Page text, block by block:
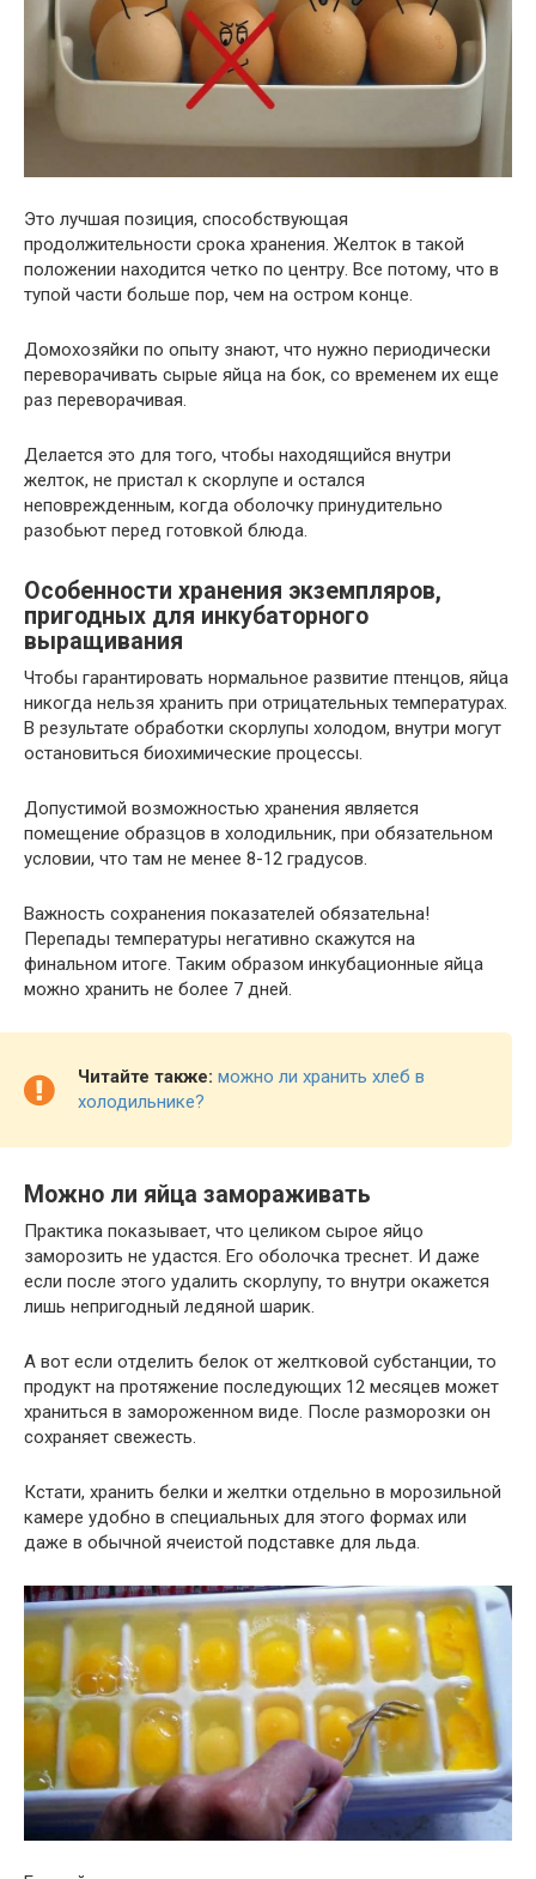
Это лучшая позиция, способствующая
продолжительности срока хранения. Желток в такой
положении находится четко по центру. Все потому, что в
тупой части больше пор, чем на остром конце.
Домохозяйки по опыту знают, что нужно периодически
переворачивать сырые яйца на бок, со временем их еще
раз переворачивая.
Делается это для того, чтобы находящийся внутри
желток, не пристал к скорлупе и остался
неповрежденным, когда оболочку принудительно
разобьют перед готовкой блюда.
Особенности хранения экземпляров,
пригодных для инкубаторного
выращивания
Чтобы гарантировать нормальное развитие птенцов, яйца
никогда нельзя хранить при отрицательных температурах.
В результате обработки скорлупы холодом, внутри могут
остановиться биохимические процессы.
Допустимой возможностью хранения является
помещение образцов в холодильник, при обязательном
условии, что там не менее 8-12 градусов.
Важность сохранения показателей обязательна!
Перепады температуры негативно скажутся на
финальном итоге. Таким образом инкубационные яйца
можно хранить не более 7 дней.
Читайте также: можно ли хранить хлеб в
холодильнике?
Можно ли яйца замораживать
Практика показывает, что целиком сырое яйцо
заморозить не удастся. Его оболочка треснет. И даже
если после этого удалить скорлупу, то внутри окажется
лишь непригодный ледяной шарик.
А вот если отделить белок от желтковой субстанции, то
продукт на протяжение последующих 12 месяцев может
храниться в замороженном виде. После разморозки он
сохраняет свежесть.
Кстати, хранить белки и желтки отдельно в морозильной
камере удобно в специальных для этого формах или
даже в обычной ячеистой подставке для льда.